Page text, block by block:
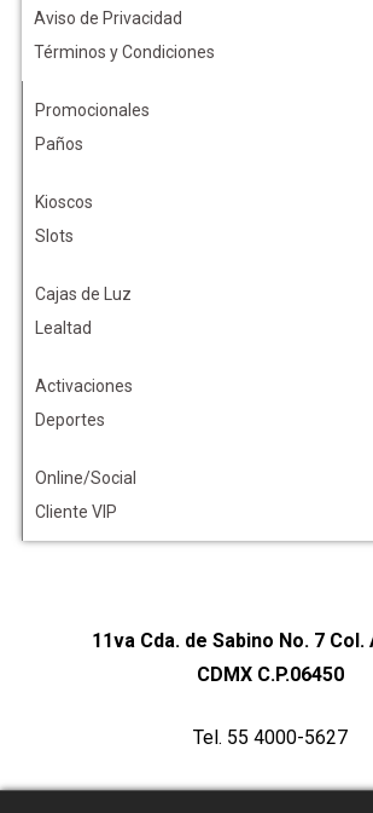
Aviso de Privacidad
Términos y Condiciones
Promocionales
Paños
Kioscos
Slots
Cajas de Luz
Lealtad
Activaciones
Deportes
Online/Social
Cliente VIP
11va Cda. de Sabino No. 7 Col.
CDMX C.P.06450
Tel. 55 4000-5627